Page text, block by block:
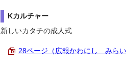
Kカルチャー
新しいカタチの成人式
28ページ（広報かわにし みら